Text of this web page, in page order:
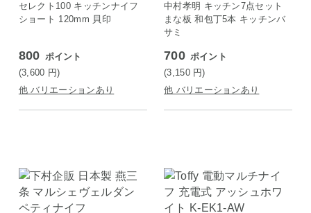
セレクト100 キッチンナイフ
ショート 120mm 貝印
800 ポイント
(3,600 円)
他 バリエーションあり
中村孝明 キッチン7点セット
まな板 和包丁5本 キッチンバ
サミ
700 ポイント
(3,150 円)
他 バリエーションあり